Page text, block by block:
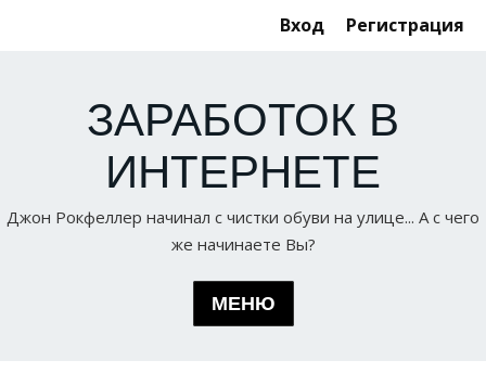
Вход Регистрация
ЗАРАБОТОК В
ИНТЕРНЕТЕ
Джон Рокфеллер начинал с чистки обуви на улице... А с чего
же начинаете Вы?
МЕНЮ